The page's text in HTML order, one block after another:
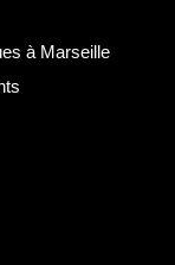
à Marseille